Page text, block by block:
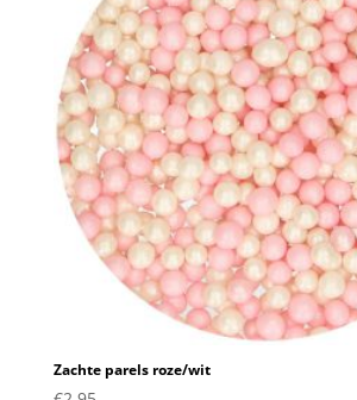
Zachte parels roze/wit